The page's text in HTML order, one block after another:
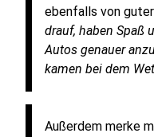
ebenfalls von
drauf, haben Spaß
Autos genauer
kamen bei dem
Außerdem merke